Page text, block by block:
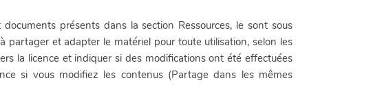
présents dans la section Ressources, le sont sous
partager et adapter le matériel pour toute utilisation, selon les
la licence et indiquer si des modifications ont été effectuées
si vous modifiez les contenus (Partage dans les mêmes